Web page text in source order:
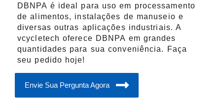
DBNPA é ideal para uso em processamento
de alimentos, instalações de manuseio e
diversas outras aplicações industriais. A
vcycletech oferece DBNPA em grandes
quantidades para sua conveniência. Faça
seu pedido hoje!
Envie Sua Pergunta Agora